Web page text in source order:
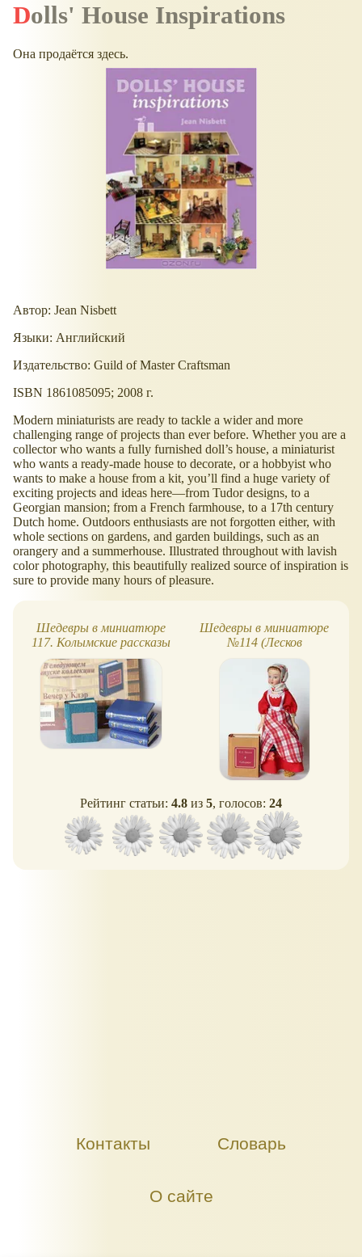
Dolls' House Inspirations
Она продаётся здесь.
Автор: Jean Nisbett
Языки: Английский
Издательство: Guild of Master Craftsman
ISBN 1861085095; 2008 г.
Modern miniaturists are ready to tackle a wider and more
challenging range of projects than ever before. Whether you are a
collector who wants a fully furnished doll’s house, a miniaturist
who wants a ready-made house to decorate, or a hobbyist who
wants to make a house from a kit, you’ll find a huge variety of
exciting projects and ideas here—from Tudor designs, to a
Georgian mansion; from a French farmhouse, to a 17th century
Dutch home. Outdoors enthusiasts are not forgotten either, with
whole sections on gardens, and garden buildings, such as an
orangery and a summerhouse. Illustrated throughout with lavish
color photography, this beautifully realized source of inspiration is
sure to provide many hours of pleasure.
Шедевры в миниатюре
117. Колымские рассказы
Шедевры в миниатюре
№114 (Лесков
"Соборяне")
Рейтинг статьи: 4.8 из 5, голосов: 24
Контакты Словарь
О сайте